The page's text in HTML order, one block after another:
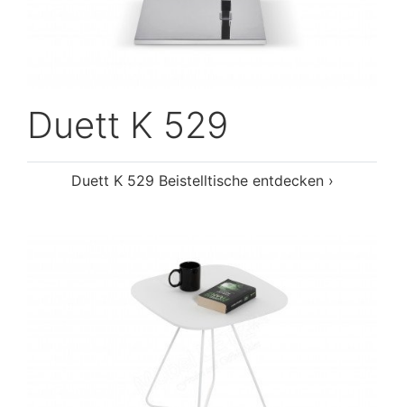
Duett K 529
Duett K 529 Beistelltische entdecken ›